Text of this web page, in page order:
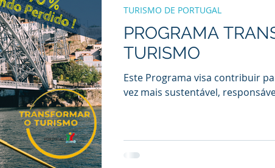
FUNDO AMBIENTAL PT2030 SI BASE
PROGRAMA
TURISMO
Este Programa visa contribuir
vez mais sustentável,
TURISMO DE PORTUGAL